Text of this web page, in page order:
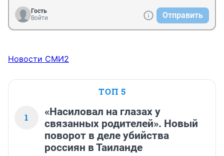
Гость
Войти
Отправить
Новости СМИ2
ТОП 5
1
«Насиловал на глазах у
связанных родителей». Новый
поворот в деле убийства
россиян в Таиланде